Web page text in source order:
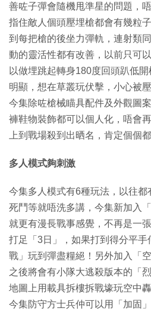
善咗子彈會隨機甩準星的問題，
指住敵人個頭壓埋槍都會有幾粒
到每把槍的後坐力彈軌，連射類
動的靈活性都有改善，以前只可
以做埋跳起轉身180度回頭趴低
明顯，想在草叢玩伏擊，小心被
今集除咗槍械瞄具配件及外觀圖
褲鞋物裝飾都可以個人化，唔會
上到戰場殺到出晒名，肯定個個
多人模式夠刺激
今集多人模式有6種玩法，以往
死鬥等就唔洗多講，今集新加入
就更有漫長戰事感覺，不再是一
打足「3日」，如果打到得分平
戰」玩到彈盡糧絕！另外加入「
之後將會有小隊大逃殺版本的「
地圖上用載具拆樓拆戰壕玩空中
今集防守方士兵仲可以用「加固